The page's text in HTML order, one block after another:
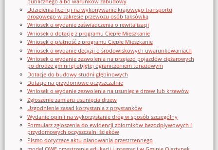
Udzielenia licencji na wykonywanie krajowego transportu
drogowego w zakresie przewozu osób taksówką
Wniosek o wydanie zaświadczenia o rewitalizacji
Wniosek o dotację z programu Ciepłe Mieszkanie
Wniosek o płatność z programu Ciepłe Mieszkanie
Wniosek o wydanie decyzji o środowiskowych uwarunkowaniach
Wniosek o wydanie zezwolenia na przejazd pojazdów ciężarowych
po drodze gminnej objętej ograniczeniem tonażowym
Dotacje do budowy studni głębinowych
Dotacje na przydomowe oczyszczalnie
Wniosek o wydanie zezwolenia na usunięcie drzew lub krzewów
Zgłoszenie zamiaru usunięcia drzew
Uzgodnienie zasad korzystania z przystanków
Wydanie opinii na wykorzystanie dróg w sposób szczególny
Formularz zgłoszenia do ewidencji zbiorników bezodpływowych i
przydomowych oczyszczalni ścieków
Pismo dotyczące aktu planowania przestrzennego